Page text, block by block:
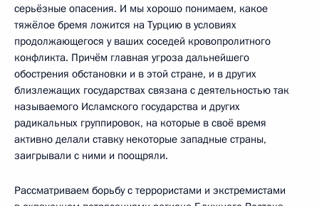
серьёзные опасения. И мы хорошо понимаем, какое
тяжёлое бремя ложится на Турцию в условиях
продолжающегося у ваших соседей кровопролитного
конфликта. Причём главная угроза дальнейшего
обострения обстановки и в этой стране, и в других
близлежащих государствах связана с деятельностью так
называемого Исламского государства и других
радикальных группировок, на которые в своё время
активно делали ставку некоторые западные страны,
заигрывали с ними и поощряли.
Рассматриваем борьбу с террористами и экстремистами